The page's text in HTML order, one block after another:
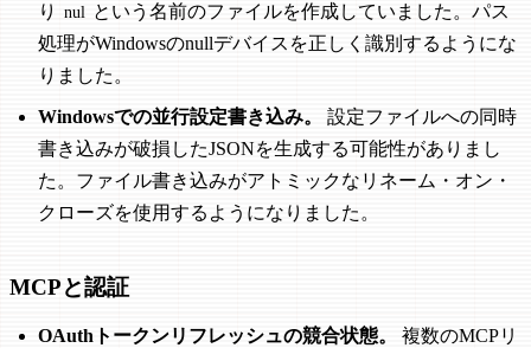
り
nul という名前のファイルを作成していました。パス
処理がWindowsのnullデバイスを正しく識別するようにな
りました。
Windowsでの並行設定書き込み。
設定ファイルへの同時
書き込みが破損したJSONを生成する可能性がありまし
た。ファイル書き込みがアトミックなリネーム・オン・
クローズを使用するようになりました。
MCPと認証
OAuthトークンリフレッシュの競合状態。
複数のMCPリ